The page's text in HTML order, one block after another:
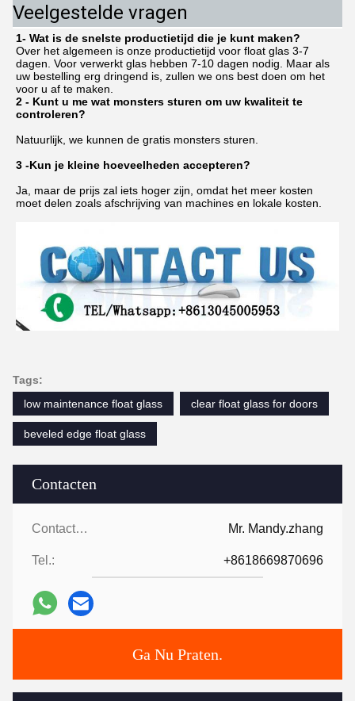
Contacten
Contacten: Mr. Mandy.zhang
Tel.: +8618669870696
Ga Nu Praten.
Veelgestelde vragen
1- Wat is de snelste productietijd die je kunt maken?
Over het algemeen is onze productietijd voor float glas 3-7
dagen. Voor verwerkt glas hebben 7-10 dagen nodig. Maar als
uw bestelling erg dringend is, zullen we ons best doen om het
voor u af te maken.
2 - Kunt u me wat monsters sturen om uw kwaliteit te
controleren?
Natuurlijk, we kunnen de gratis monsters sturen.
3 -Kun je kleine hoeveelheden accepteren?
Ja, maar de prijs zal iets hoger zijn, omdat het meer kosten
moet delen zoals afschrijving van machines en lokale kosten.
Tags:
low maintenance float glass
clear float glass for doors
beveled edge float glass